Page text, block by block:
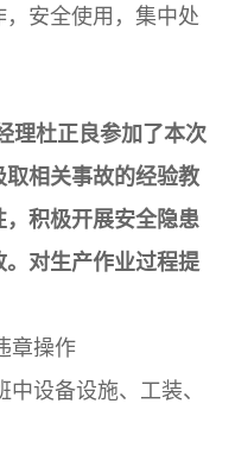
安全使用，集中处
杜正良参加了本次
相关事故的经验教
积极开展安全隐患
对生产作业过程提
章操作
设备设施、工装、